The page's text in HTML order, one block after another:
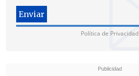
Política de Privacidad